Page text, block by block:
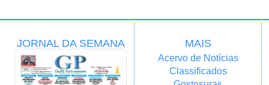
JORNAL DA SEMANA MAIS
Acervo de Notícias
Classificados